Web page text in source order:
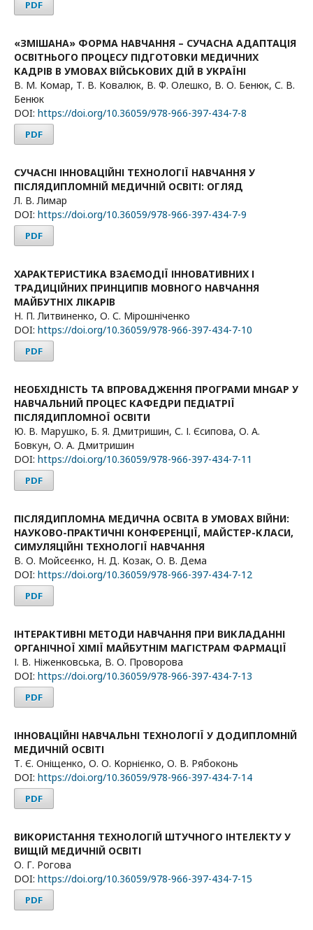
PDF
«ЗМІШАНА» ФОРМА НАВЧАННЯ – СУЧАСНА АДАПТАЦІЯ
ОСВІТНЬОГО ПРОЦЕСУ ПІДГОТОВКИ МЕДИЧНИХ
КАДРІВ В УМОВАХ ВІЙСЬКОВИХ ДІЙ В УКРАЇНІ
В. М. Комар, Т. В. Ковалюк, В. Ф. Олешко, В. О. Бенюк, С. В.
Бенюк
DOI: https://doi.org/10.36059/978-966-397-434-7-8
PDF
СУЧАСНІ ІННОВАЦІЙНІ ТЕХНОЛОГІЇ НАВЧАННЯ У
ПІСЛЯДИПЛОМНІЙ МЕДИЧНІЙ ОСВІТІ: ОГЛЯД
Л. В. Лимар
DOI: https://doi.org/10.36059/978-966-397-434-7-9
PDF
ХАРАКТЕРИСТИКА ВЗАЄМОДІЇ ІННОВАТИВНИХ І
ТРАДИЦІЙНИХ ПРИНЦИПІВ МОВНОГО НАВЧАННЯ
МАЙБУТНІХ ЛІКАРІВ
Н. П. Литвиненко, О. С. Мірошніченко
DOI: https://doi.org/10.36059/978-966-397-434-7-10
PDF
НЕОБХІДНІСТЬ ТА ВПРОВАДЖЕННЯ ПРОГРАМИ MHGAP У
НАВЧАЛЬНИЙ ПРОЦЕС КАФЕДРИ ПЕДІАТРІЇ
ПІСЛЯДИПЛОМНОЇ ОСВІТИ
Ю. В. Марушко, Б. Я. Дмитришин, С. І. Єсипова, О. А.
Бовкун, О. А. Дмитришин
DOI: https://doi.org/10.36059/978-966-397-434-7-11
PDF
ПІСЛЯДИПЛОМНА МЕДИЧНА ОСВІТА В УМОВАХ ВІЙНИ:
НАУКОВО-ПРАКТИЧНІ КОНФЕРЕНЦІЇ, МАЙСТЕР-КЛАСИ,
СИМУЛЯЦІЙНІ ТЕХНОЛОГІЇ НАВЧАННЯ
В. О. Мойсеєнко, Н. Д. Козак, О. В. Дема
DOI: https://doi.org/10.36059/978-966-397-434-7-12
PDF
ІНТЕРАКТИВНІ МЕТОДИ НАВЧАННЯ ПРИ ВИКЛАДАННІ
ОРГАНІЧНОЇ ХІМІЇ МАЙБУТНІМ МАГІСТРАМ ФАРМАЦІЇ
І. В. Ніженковська, В. О. Проворова
DOI: https://doi.org/10.36059/978-966-397-434-7-13
PDF
ІННОВАЦІЙНІ НАВЧАЛЬНІ ТЕХНОЛОГІЇ У ДОДИПЛОМНІЙ
МЕДИЧНІЙ ОСВІТІ
Т. Є. Оніщенко, О. О. Корнієнко, О. В. Рябоконь
DOI: https://doi.org/10.36059/978-966-397-434-7-14
PDF
ВИКОРИСТАННЯ ТЕХНОЛОГІЙ ШТУЧНОГО ІНТЕЛЕКТУ У
ВИЩІЙ МЕДИЧНІЙ ОСВІТІ
О. Г. Рогова
DOI: https://doi.org/10.36059/978-966-397-434-7-15
PDF